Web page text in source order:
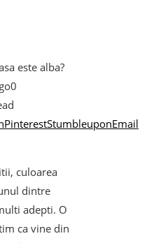
este alba?
0
PinterestStumbleuponEmail
culoarea
dintre
adepti. O
ca vine din